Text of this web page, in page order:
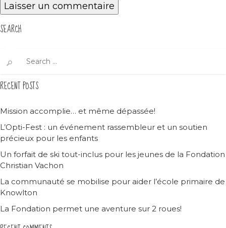
SEARCH
for:
RECENT POSTS
Mission accomplie… et même dépassée!
L’Opti-Fest : un événement rassembleur et un soutien
précieux pour les enfants
Un forfait de ski tout-inclus pour les jeunes de la Fondation
Christian Vachon
La communauté se mobilise pour aider l’école primaire de
Knowlton
La Fondation permet une aventure sur 2 roues!